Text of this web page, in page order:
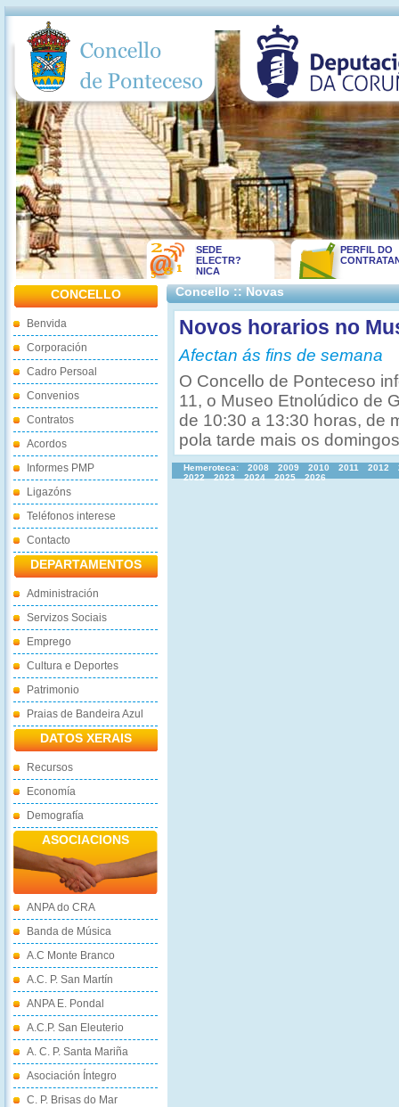
SEDE
ELECTR?
NICA
PERFIL DO
CONCELLO
Benvida
Corporación
Cadro Persoal
Convenios
Contratos
Acordos
Informes PMP
Ligazóns
Teléfonos interese
Contacto
DEPARTAMENTOS
Administración
Servizos Sociais
Emprego
Cultura e Deportes
Patrimonio
Praias de Bandeira Azul
DATOS XERAIS
Recursos
Economía
Demografía
ASOCIACIONS
ANPA do CRA
Banda de Música
A.C Monte Branco
A.C. P. San Martín
ANPA E. Pondal
A.C.P. San Eleuterio
A. C. P. Santa Mariña
Asociación Íntegro
C. P. Brisas do Mar
Concello :: Novas
Novos horarios no
Afectan ás fins de semana
O Concello de Ponteceso
11, o Museo Etnolúdico de
de 10:30 a 13:30 horas, de
pola tarde mais os
Hemeroteca: 2008 2009 2010 2011 2012
2022
2023 2024 2025 2026